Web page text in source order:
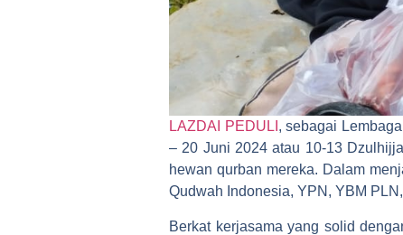
LAZDAI PEDULI , sebagai
– 20 Juni 2024 atau 10-13
hewan qurban mereka. Dalam
Qudwah Indonesia, YPN, YBM
Berkat kerjasama yang solid